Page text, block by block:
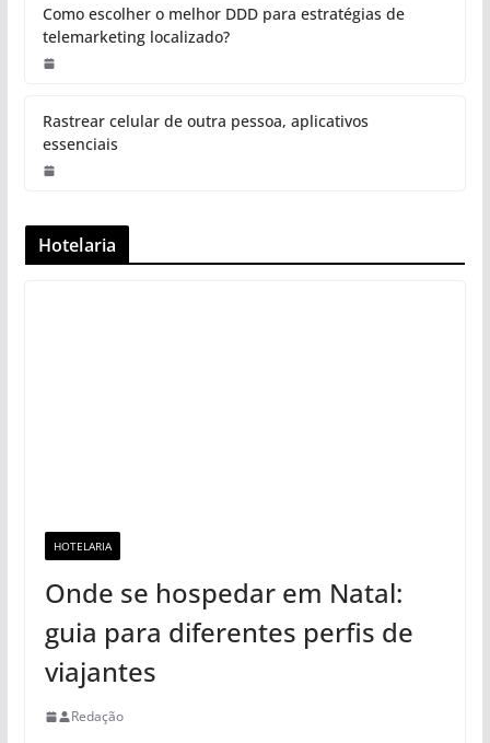
Como escolher o melhor DDD para estratégias de
telemarketing localizado?
Rastrear celular de outra pessoa, aplicativos
essenciais
Hotelaria
HOTELARIA
Onde se hospedar em Natal:
guia para diferentes perfis de
viajantes
Redação